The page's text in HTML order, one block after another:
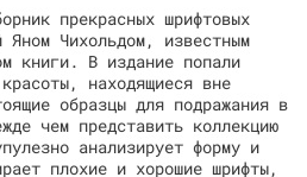
прекрасных шрифтовых
Яном Чихольдом, известным
книги. В издание попали
находящиеся вне
образцы для подражания в
чем представить коллекцию
анализирует форму и
плохие и хорошие шрифты,